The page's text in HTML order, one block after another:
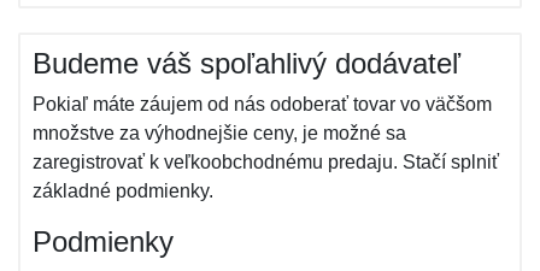
Budeme váš spoľahlivý dodávateľ
Pokiaľ máte záujem od nás odoberať tovar vo väčšom
množstve za výhodnejšie ceny, je možné sa
zaregistrovať k veľkoobchodnému predaju. Stačí splniť
základné podmienky.
Podmienky